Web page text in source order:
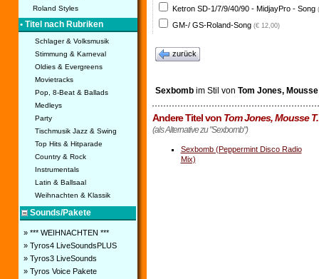
Roland Styles
• Titel nach Rubriken
Schlager & Volksmusik
Stimmung & Karneval
Oldies & Evergreens
Movietracks
Pop, 8-Beat & Ballads
Medleys
Party
Tischmusik Jazz & Swing
Top Hits & Hitparade
Country & Rock
Instrumentals
Latin & Ballsaal
Weihnachten & Klassik
Sounds/Pakete
» *** WEIHNACHTEN ***
» Tyros4 LiveSoundsPLUS
» Tyros3 LiveSounds
» Tyros Voice Pakete
Ketron SD-1/7/9/40/90 - MidjayPro - Song
GM-/ GS-Roland-Song (€ 12,00)
zurück
Sexbombim Stil von Tom Jones, Mousse
Andere Titel von Tom Jones, Mousse T.
(als Alternative zu "Sexbomb")
Sexbomb (Peppermint Disco Radio
Mix)